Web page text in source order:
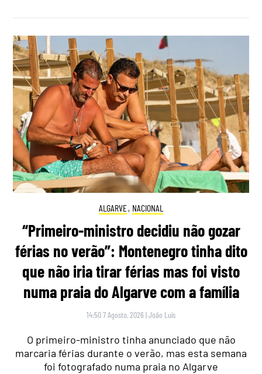
ALGARVE, NACIONAL
“Primeiro-ministro decidiu não gozar
férias no verão”: Montenegro tinha dito
que não iria tirar férias mas foi visto
numa praia do Algarve com a família
14:50 7 Agosto, 2026 |João Luís
O primeiro-ministro tinha anunciado que não
marcaria férias durante o verão, mas esta semana
foi fotografado numa praia no Algarve